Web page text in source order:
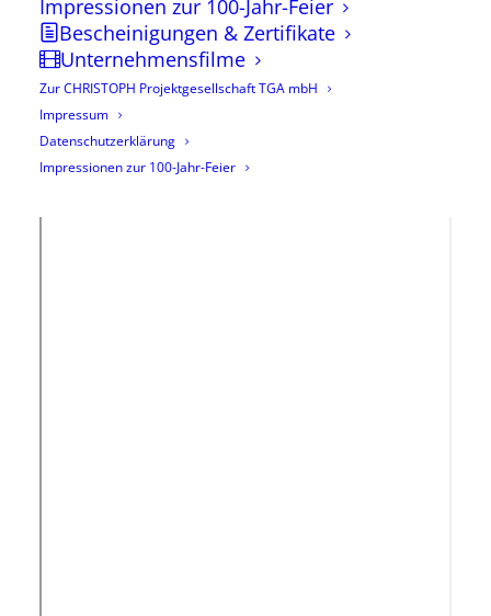
Impressionen zur 100-Jahr-Feier
Bescheinigungen & Zertifikate
Unternehmensfilme
Zur CHRISTOPH Projektgesellschaft TGA mbH
Impressum
Datenschutzerklärung
Impressionen zur 100-Jahr-Feier